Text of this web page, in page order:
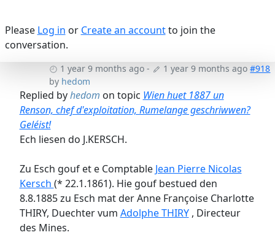
Please Log in or Create an accountto join the
conversation.
1 year 9 months ago - 1 year 9 months ago #918
by hedom
Replied byhedom on topic Wien huet 1887 un
Renson, chef d'exploitation, Rumelange geschriwwen?
Geléist!
Ech liesen do J.KERSCH.
Zu Esch gouf et e Comptable Jean Pierre Nicolas
Kersch (* 22.1.1861). Hie gouf bestued den
8.8.1885 zu Esch mat der Anne Françoise Charlotte
THIRY, Duechter vum Adolphe THIRY, Directeur
des Mines.